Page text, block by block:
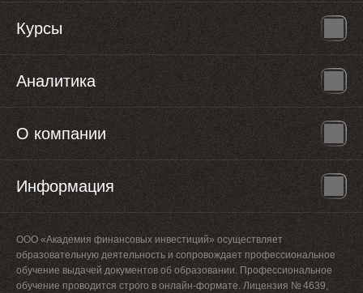
Курсы
Аналитика
О компании
Информация
ООО «Академия финансовых инвестиций» осуществляет
образовательную деятельность и сопровождает профессиональное
обучение выдачей документов об образовании. Профессиональное
обучение проводится строго в онлайн-формате. Лицензия № 4639,